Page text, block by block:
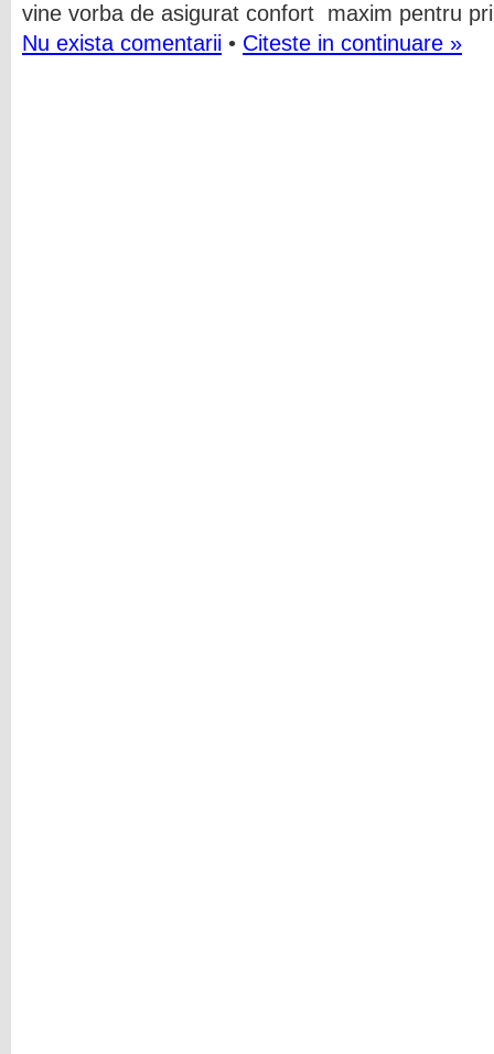
vine vorba de asigurat confort maxim pentru
Nu exista comentarii • Citeste in continuare »